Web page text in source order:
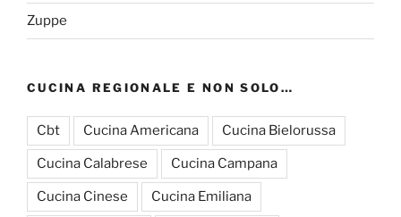
Zuppe
CUCINA REGIONALE E NON SOLO…
Cbt Cucina Americana Cucina Bielorussa
Cucina Calabrese Cucina Campana
Cucina Cinese Cucina Emiliana